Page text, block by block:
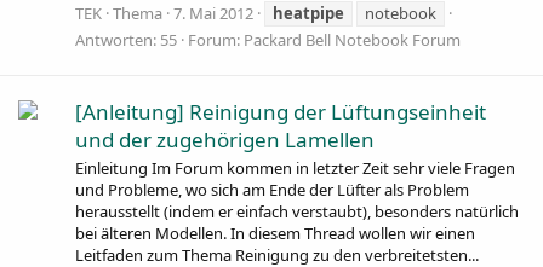
TEK Thema 7. Mai 2012 heatpipe
notebook
Antworten: 55 Forum: Packard Bell Notebook Forum
[Anleitung] Reinigung der Lüftungseinheit
und der zugehörigen Lamellen
Einleitung Im Forum kommen in letzter Zeit sehr viele Fragen
und Probleme, wo sich am Ende der Lüfter als Problem
herausstellt (indem er einfach verstaubt), besonders natürlich
bei älteren Modellen. In diesem Thread wollen wir einen
Leitfaden zum Thema Reinigung zu den verbreitetsten...